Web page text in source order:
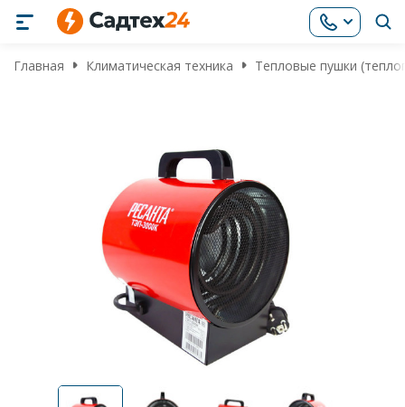
Главная Климатическая техника Тепловые пушки